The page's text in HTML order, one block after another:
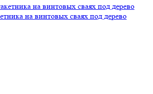
на винтовых сваях под дерево